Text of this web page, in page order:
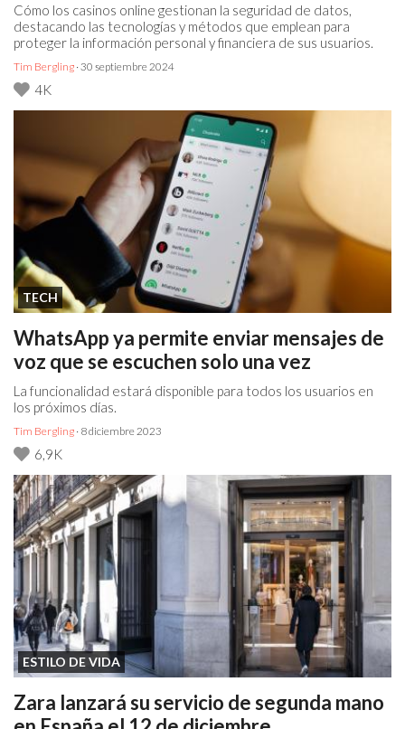
Cómo los casinos online gestionan la seguridad de datos,
destacando las tecnologías y métodos que emplean para
proteger la información personal y financiera de sus usuarios.
Tim Bergling · 30 septiembre 2024
4K
TECH
WhatsApp ya permite enviar mensajes de
voz que se escuchen solo una vez
La funcionalidad estará disponible para todos los usuarios en
los próximos días.
Tim Bergling · 8 diciembre 2023
6,9K
ESTILO DE VIDA
Zara lanzará su servicio de segunda mano